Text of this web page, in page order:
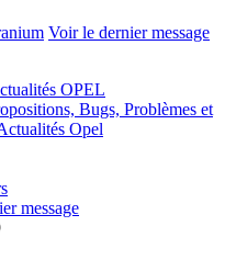
Voir le dernier message
OPEL
Bugs, Problèmes et
Opel
message